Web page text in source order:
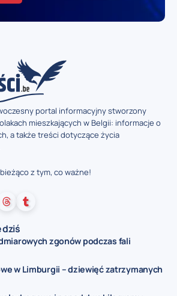
portal informacyjny stworzony
mieszkających w Belgii: informacje o
a także treści dotyczące życia
z tym, co ważne!
zgonów podczas fali
w Limburgii – dziewięć zatrzymanych